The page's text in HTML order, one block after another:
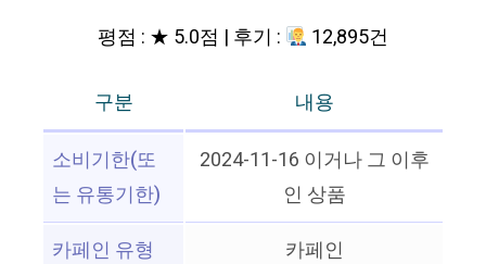
평점 : ★ 5.0점 | 후기 : 12,895건
구분
내용
소비기한(또
는 유통기한)
2024-11-16 이거나 그 이후
인 상품
카페인 유형
카페인